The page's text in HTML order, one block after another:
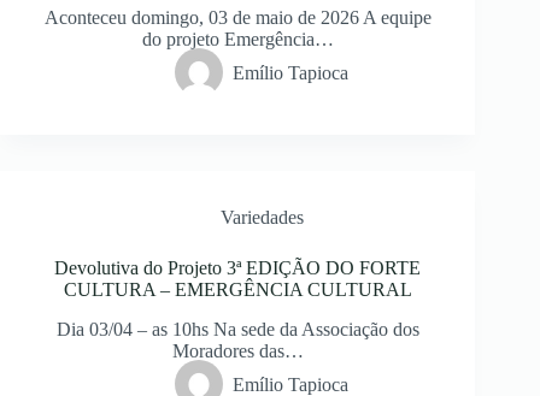
Aconteceu domingo, 03 de maio de 2026 A equipe
do projeto Emergência…
Emílio Tapioca
Variedades
Devolutiva do Projeto 3ª EDIÇÃO DO FORTE
CULTURA – EMERGÊNCIA CULTURAL
Dia 03/04 – as 10hs Na sede da Associação dos
Moradores das…
Emílio Tapioca